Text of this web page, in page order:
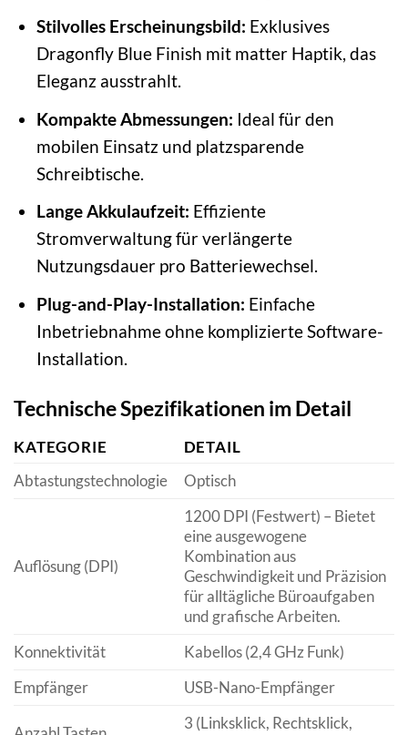
Stilvolles Erscheinungsbild: Exklusives
Dragonfly Blue Finish mit matter Haptik, das
Eleganz ausstrahlt.
Kompakte Abmessungen: Ideal für den
mobilen Einsatz und platzsparende
Schreibtische.
Lange Akkulaufzeit: Effiziente
Stromverwaltung für verlängerte
Nutzungsdauer pro Batteriewechsel.
Plug-and-Play-Installation: Einfache
Inbetriebnahme ohne komplizierte Software-
Installation.
Technische Spezifikationen im Detail
KATEGORIE
DETAIL
Abtastungstechnologie
Optisch
Auflösung (DPI)
1200 DPI (Festwert) – Bietet
eine ausgewogene
Kombination aus
Geschwindigkeit und Präzision
für alltägliche Büroaufgaben
und grafische Arbeiten.
Konnektivität
Kabellos (2,4 GHz Funk)
Empfänger
USB-Nano-Empfänger
3 (Linksklick, Rechtsklick,